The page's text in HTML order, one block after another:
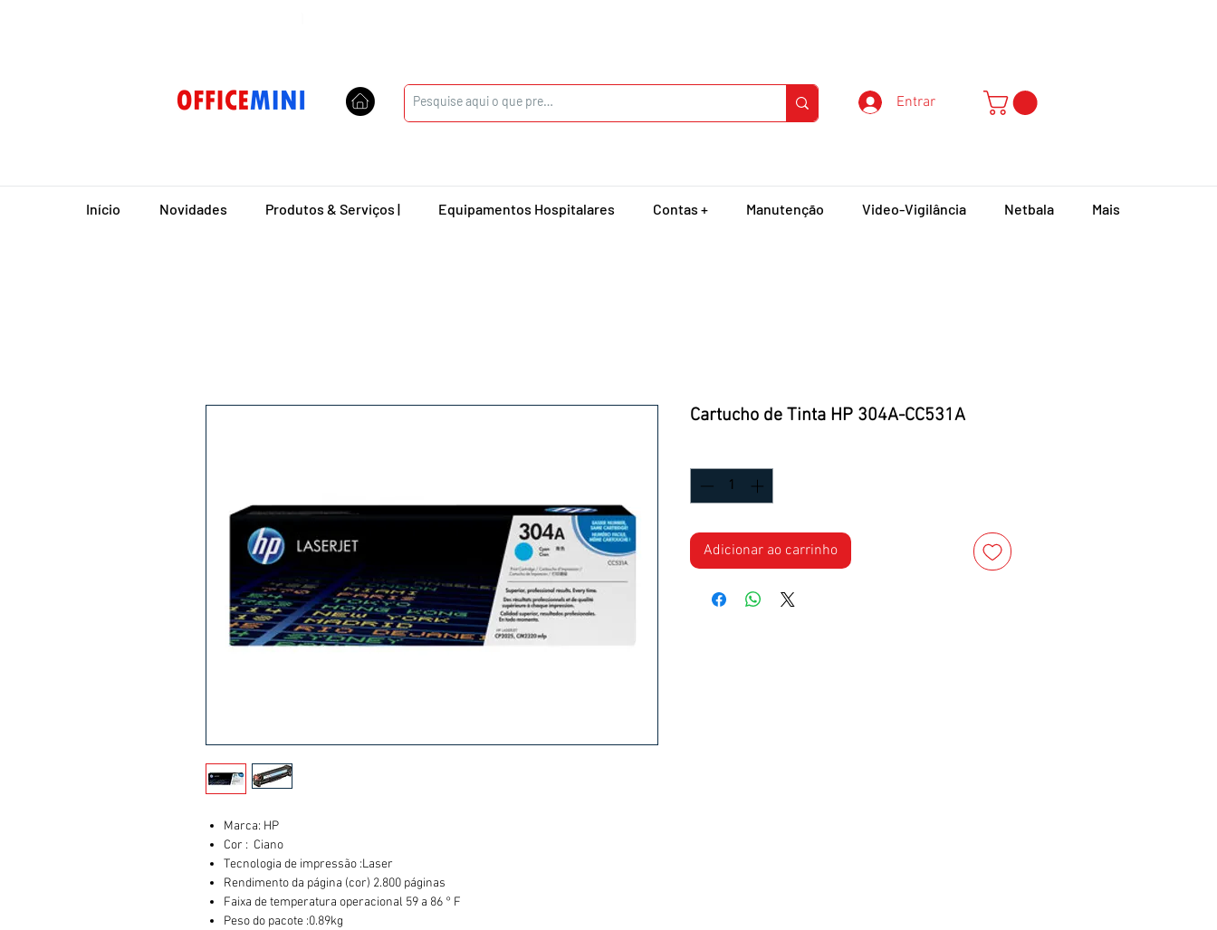
Entrar
Início Novidades Produtos & Serviços | Equipamentos Hospitalares Contas + Manutenção Video-Vigilância Netbala Mais
Marca: HP
Cor : Ciano
Tecnologia de impressão :Laser
Rendimento da página (cor) 2.800 páginas
Faixa de temperatura operacional 59 a 86 ° F
Peso do pacote :0.89kg
Cartucho de Tinta HP 304A-CC531A
Adicionar ao carrinho